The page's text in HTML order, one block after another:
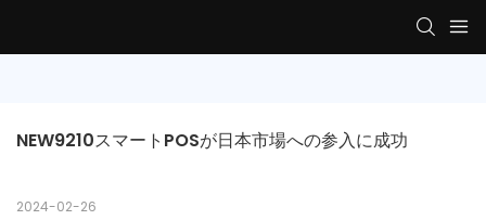
NEW9210スマートPOSが日本市場への参入に成功
2024-02-26